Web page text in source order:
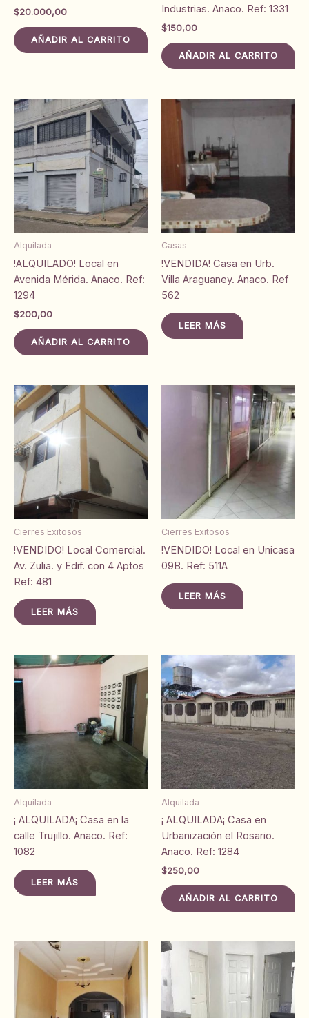
$20.000,00
AÑADIR AL CARRITO
Industrias. Anaco. Ref: 1331
$150,00
AÑADIR AL CARRITO
Alquilada
!ALQUILADO! Local en
Avenida Mérida. Anaco. Ref:
1294
$200,00
AÑADIR AL CARRITO
Casas
!VENDIDA! Casa en Urb.
Villa Araguaney. Anaco. Ref
562
LEER MÁS
Cierres Exitosos
!VENDIDO! Local Comercial.
Av. Zulia. y Edif. con 4 Aptos
Ref: 481
LEER MÁS
Cierres Exitosos
!VENDIDO! Local en Unicasa
09B. Ref: 511A
LEER MÁS
Alquilada
¡ ALQUILADA¡ Casa en la
calle Trujillo. Anaco. Ref:
1082
LEER MÁS
Alquilada
¡ ALQUILADA¡ Casa en
Urbanización el Rosario.
Anaco. Ref: 1284
$250,00
AÑADIR AL CARRITO